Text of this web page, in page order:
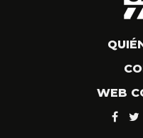
WEB